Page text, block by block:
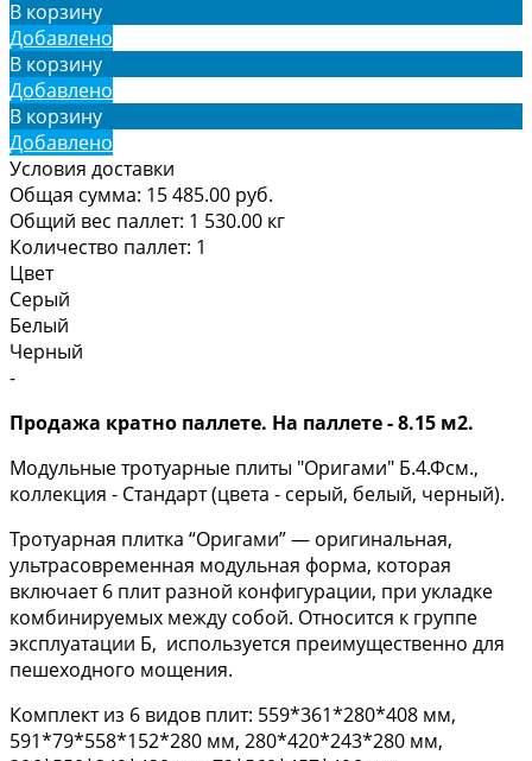
В корзину
Добавлено
В корзину
Добавлено
В корзину
Добавлено
Условия доставки
Общая сумма: 15 485.00 руб.
Общий вес паллет: 1 530.00 кг
Количество паллет: 1
Цвет
Серый
Белый
Черный
-
Продажа кратно паллете. На паллете - 8.15 м2.
Модульные тротуарные плиты "Оригами" Б.4.Фсм.,
коллекция - Стандарт (цвета - серый, белый, черный).
Тротуарная плитка “Оригами” — оригинальная,
ультрасовременная модульная форма, которая
включает 6 плит разной конфигурации, при укладке
комбинируемых между собой. Относится к группе
эксплуатации Б, используется преимущественно для
пешеходного мощения.
Комплект из 6 видов плит: 559*361*280*408 мм,
591*79*558*152*280 мм, 280*420*243*280 мм,